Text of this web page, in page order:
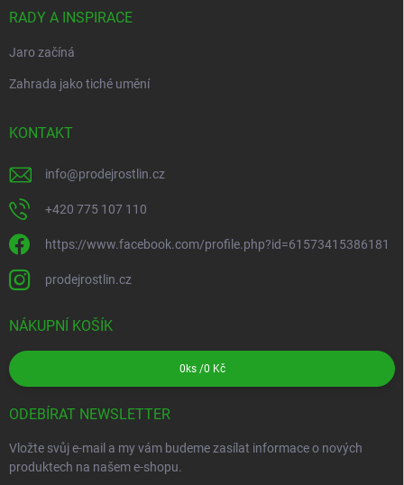
RADY A INSPIRACE
Jaro začíná
Zahrada jako tiché umění
KONTAKT
info@prodejrostlin.cz
+420 775 107 110
https://www.facebook.com/profile.php?id=61573415386181
prodejrostlin.cz
NÁKUPNÍ KOŠÍK
0 ks /0 Kč
ODEBÍRAT NEWSLETTER
Vložte svůj e-mail a my vám budeme zasílat informace o nových
produktech na našem e-shopu.